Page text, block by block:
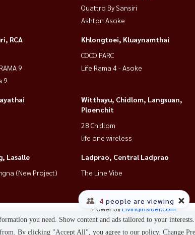
4 people are viewing
Quattro By Sansiri
Ashton Asoke
RCA
9
9
Khlongtoei, Kluaynamthai
COCO PARC
Life Rama 4 - Asoke
Witthayu, Chidlom, Langsuan,
Ploenchit
28 Chidlom
life one wireless
Lasalle
(New Project)
Ladprao, Central Ladprao
The Line Vibe
Power byLivinginsider.com
HOUSEWA
you need. Show content and ads tailored to your
from. By clicking "Accept All", you agree to our policy. Change